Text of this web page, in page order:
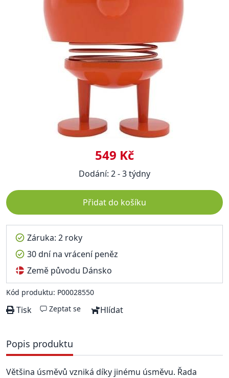
549 Kč
Dodání: 2 - 3 týdny
Přidat do košíku
Záruka: 2 roky
30 dní na vrácení peněz
Země původu Dánsko
Kód produktu: P00028550
Tisk Zeptat se Hlídat
Popis produktu
Většina úsměvů vzniká díky jinému úsměvu. Řada